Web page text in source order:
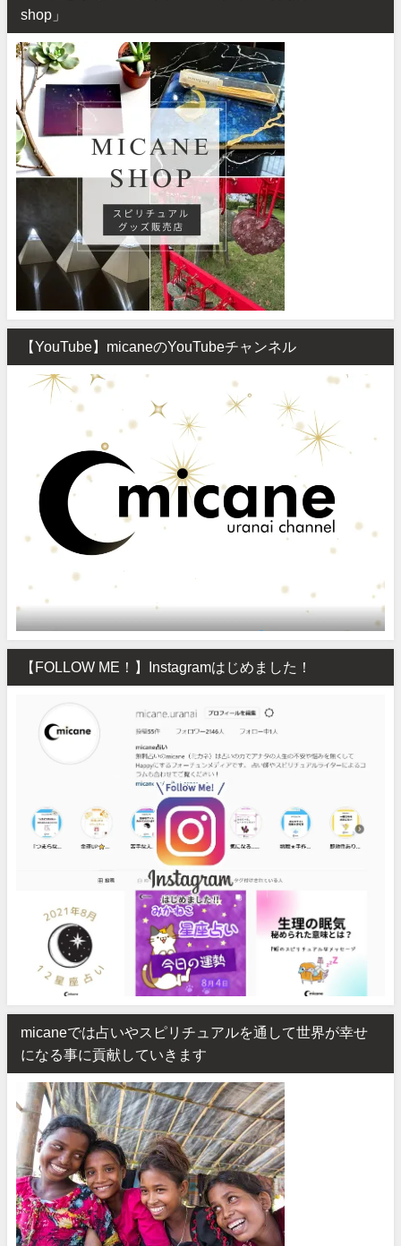
shop」
【YouTube】micaneのYouTubeチャンネル
【FOLLOW ME！】Instagramはじめました！
micaneでは占いやスピリチュアルを通して世界が幸せ
になる事に貢献していきます